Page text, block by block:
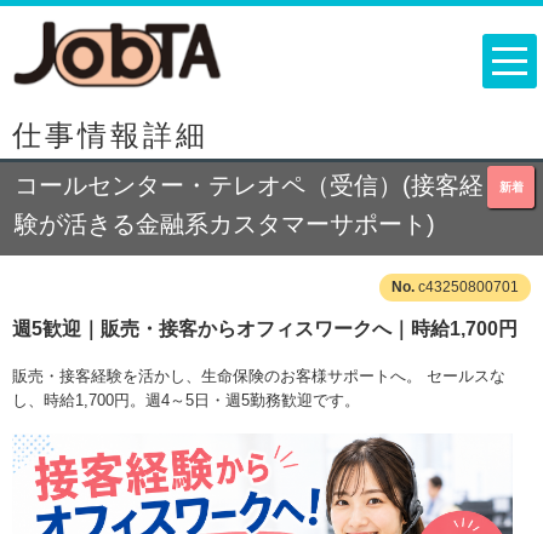
仕事情報詳細
新着
コールセンター・テレオペ（受信）(接客経
験が活きる金融系カスタマーサポート)
c43250800701
週5歓迎｜販売・接客からオフィスワークへ｜時給1,700円
販売・接客経験を活かし、生命保険のお客様サポートへ。 セールスな
し、時給1,700円。週4～5日・週5勤務歓迎です。